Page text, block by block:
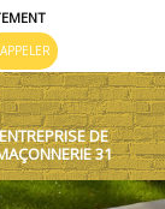
ENTREPRISE DE
31